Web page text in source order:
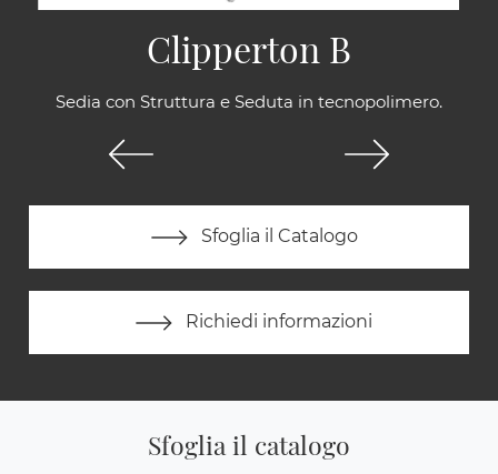
Sedia con Struttura e Seduta in tecnopolimero.
Sfoglia il Catalogo
Richiedi informazioni
Clipperton B
Sfoglia il catalogo